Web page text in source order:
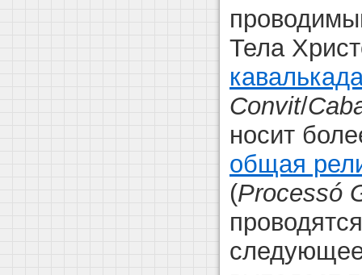
Тела
Convit/
носит
общая
(Processó